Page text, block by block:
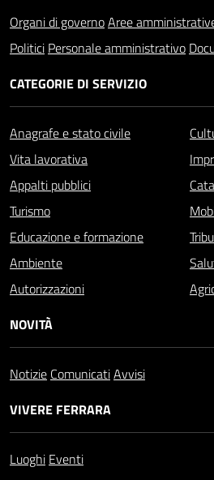
Organi di governoAree
Politici Personale amministrativo
CATEGORIE DI SERVIZIO
Anagrafe e stato civile
Vita lavorativa
Appalti pubblici
Turismo
Educazione e formazione
Ambiente
Autorizzazioni
NOVITÀ
Notizie ComunicatiAvvisi
VIVERE FERRARA
Luoghi Eventi